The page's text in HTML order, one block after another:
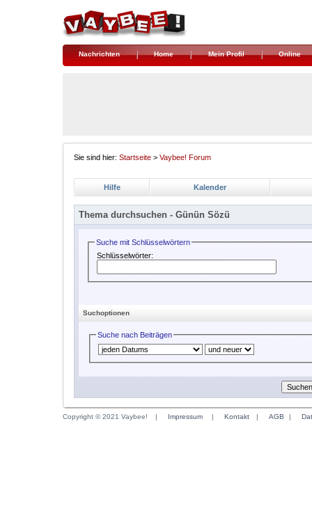
Nachrichten Home Mein Profil Online
Sie sind hier: Startseite > Vaybee! Forum
Hilfe Kalender
Thema durchsuchen - Günün Sözü
Suche mit Schlüsselwörtern
Schlüsselwörter:
Suchoptionen
Suche nach Beiträgen
Copyright © 2021 Vaybee! | Impressum | Kontakt | AGB |